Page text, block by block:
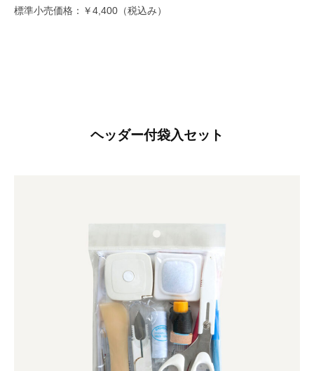
標準小売価格：￥4,400（税込み）
ヘッダー付袋入セット